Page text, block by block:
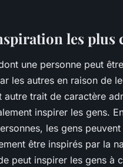
les plus
une personne peut
les autres en raison de
trait de caractère
inspirer les gens.
les gens
être inspirés par la
peut inspirer les gens à